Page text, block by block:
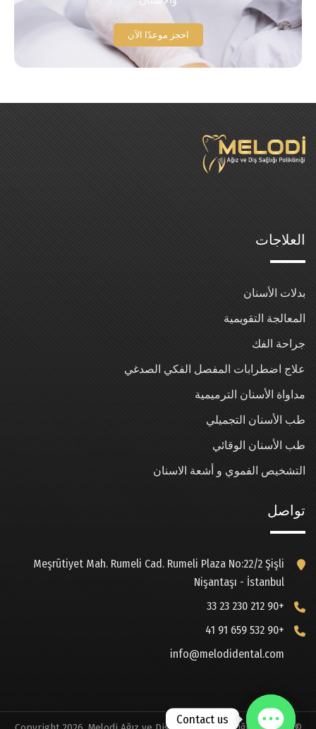
احجز موعدًا الآن
العلاجات
بدلات الأسنان
المعالجة التقويمية
جراحة الفك
علاج اضطرابات المفصل الفكي الصدغي
مداواة الأسنان الترميمية
طب الأسنان التجميلي
طب الأسنان الوقائي
التشخيص الفموي و أشعة الاسنان
تواصل
Meşrûtiyet Mah. Rumeli Cad. Rumeli Plaza No:22/2 Şişli
Nişantaşı - İstanbul
+90 212 230 23 33
+90 532 659 91 41
info@melodidental.com
Contact us